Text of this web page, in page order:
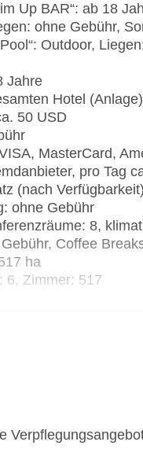
Up BAR“: ab 18
ohne Gebühr,
Outdoor,
Jahre
Hotel
50 USD
MasterCard,
pro Tag
(nach
ohne Gebühr
8,
Coffee
ha
6, Zimmer: 517